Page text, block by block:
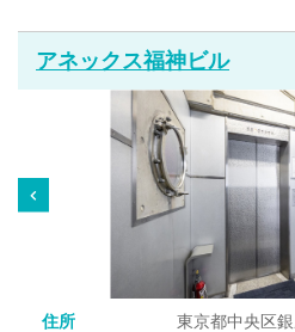
アネックス福神ビル
住所
東京都中央区